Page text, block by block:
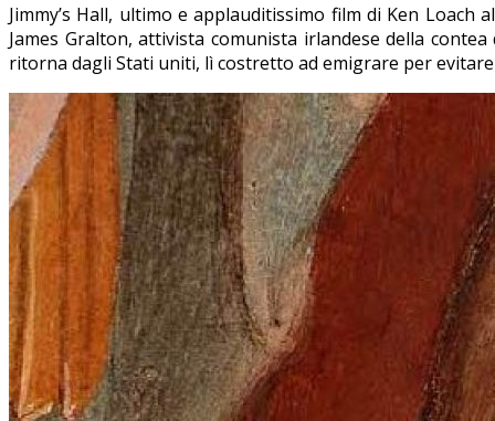
Jimmy’s Hall, ultimo e applauditissimo film di Ken
James Gralton, attivista comunista irlandese della
ritorna dagli Stati uniti, lì costretto ad emigrare per